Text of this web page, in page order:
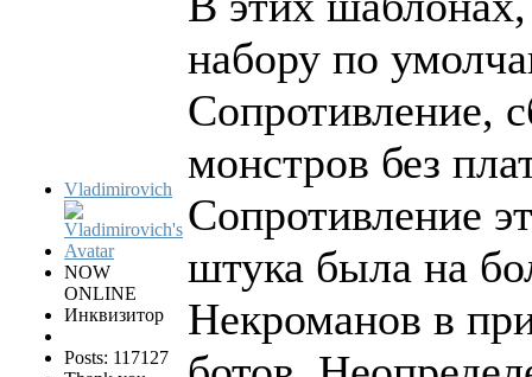
Vladimirovich
NOW
ONLINE
Инквизитор
Posts: 117127
набору по
Сопротивление,
монстров без
Сопротивление
штука была на
Некроманов в